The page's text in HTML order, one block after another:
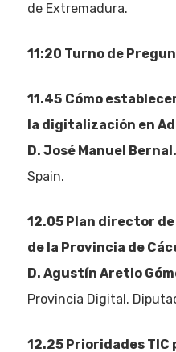
de Extremadura.
11:20 Turno de
11.45 Cómo
la digitalización en
D. José Manuel Bernal.
Spain.
12.05 Plan director
de la Provincia de
D. Agustín Aretio
Provincia Digital.
12.25 Prioridades